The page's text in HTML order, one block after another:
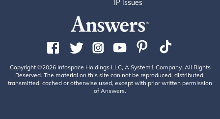
IP Issues
Copyright ©2026 Infospace Holdings LLC, A System1 Company. All Rights
Reserved. The material on this site can not be reproduced, distributed,
transmitted, cached or otherwise used, except with prior written permission
of Answers.